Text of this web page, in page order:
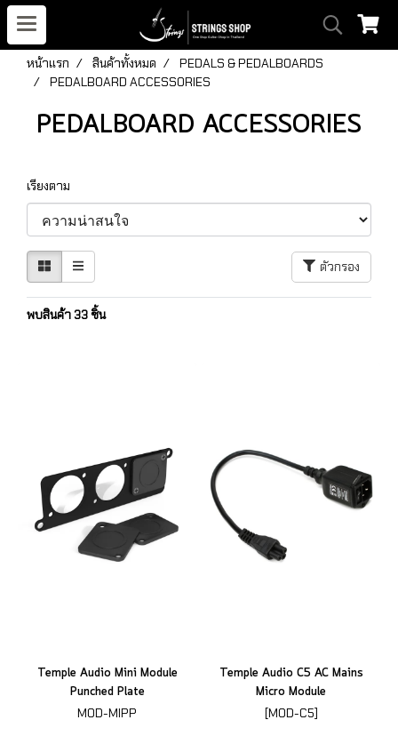
หน้าแรก สินค้าทั้งหมด
PEDALS & PEDALBOARDS
PEDALBOARD ACCESSORIES
PEDALBOARD ACCESSORIES
เรียงตาม
ตัวกรอง
พบสินค้า 33 ชิ้น
Temple Audio Mini Module
Punched Plate
MOD-MIPP
Temple Audio C5 AC Mains
Micro Module
[MOD-C5]